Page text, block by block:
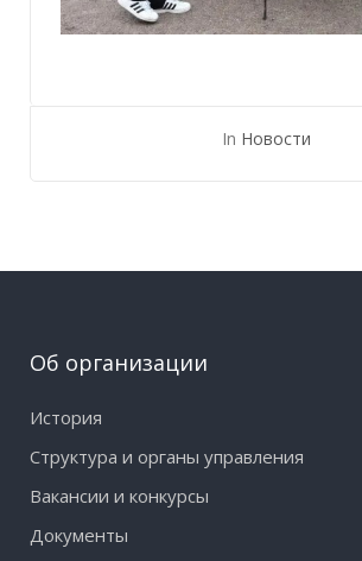
In Новости
Об организации
История
Структура и органы управления
Вакансии и конкурсы
Документы